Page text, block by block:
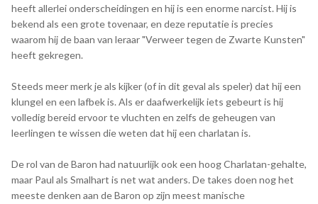
heeft allerlei onderscheidingen en hij is een enorme narcist. Hij is
bekend als een grote tovenaar, en deze reputatie is precies
waarom hij de baan van leraar "Verweer tegen de Zwarte Kunsten"
heeft gekregen.
Steeds meer merk je als kijker (of in dit geval als speler) dat hij een
klungel en een lafbek is. Als er daafwerkelijk iets gebeurt is hij
volledig bereid ervoor te vluchten en zelfs de geheugen van
leerlingen te wissen die weten dat hij een charlatan is.
De rol van de Baron had natuurlijk ook een hoog Charlatan-gehalte,
maar Paul als Smalhart is net wat anders. De takes doen nog het
meeste denken aan de Baron op zijn meest manische